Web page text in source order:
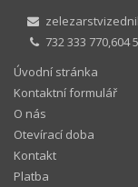
732 333 770,604
Úvodní stránka
Kontaktní formulář
O nás
Otevírací doba
Kontakt
Platba